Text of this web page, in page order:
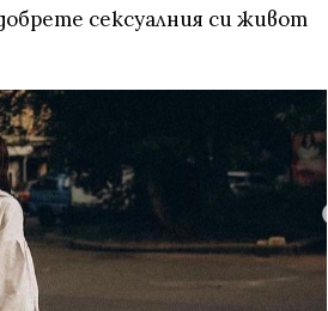
сексуалния си живот